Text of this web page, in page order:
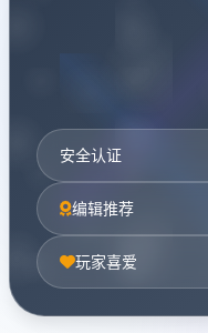
安全认证
编辑推荐
玩家喜爱